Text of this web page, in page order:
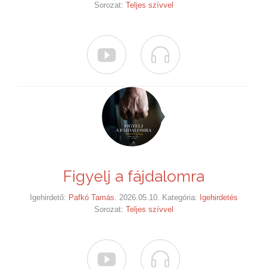
Sorozat: Teljes szívvel
 
Figyelj a fájdalomra
Igehirdető: Pafkó Tamás . 2026.05.10. Kategória: Igehirdetés
Sorozat: Teljes szívvel
 